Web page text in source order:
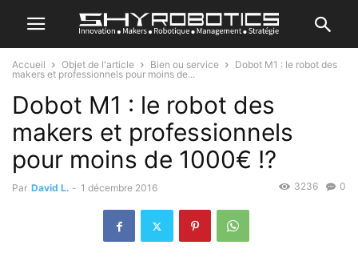
Accueil Objet de l'article Bien ou service
Dobot M1 : le robot des
makers et professionnels pour moins de...
Dobot M1 : le robot des
makers et professionnels
pour moins de 1000€ !?
Par David L. - 1 décembre 2016 0
3236